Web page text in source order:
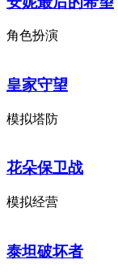
角色扮演
皇家守望
模拟塔防
花朵保卫战
模拟经营
泰坦破坏者